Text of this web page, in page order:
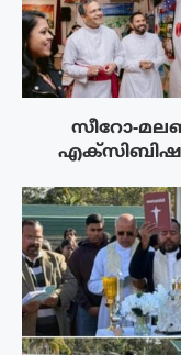
സീറോ-